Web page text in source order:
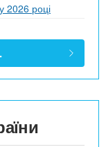
2026 році